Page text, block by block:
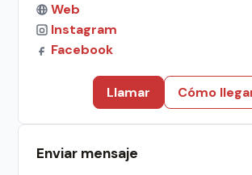
Web
Instagram
Facebook
Llamar Cómo
Enviar mensaje